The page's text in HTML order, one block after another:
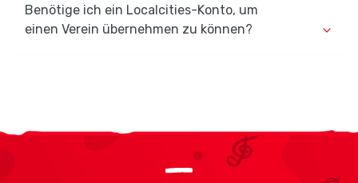
Benötige ich ein Localcities-Konto, um
einen Verein übernehmen zu können?